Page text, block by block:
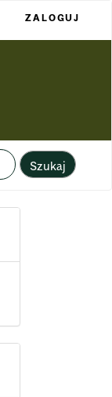
ZALOGUJ
Szukaj